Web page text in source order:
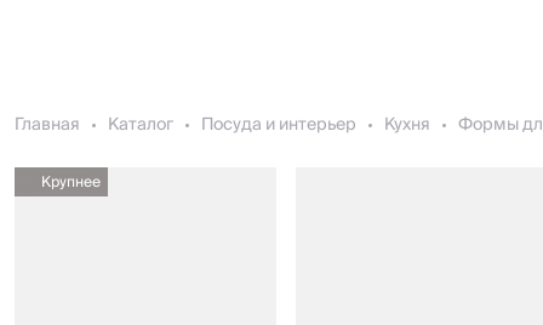
Главная Каталог Посуда и интерьер Кухня Формы
Крупнее